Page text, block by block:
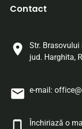
Contact
Str. Brasovului
jud. Harghita,
e-mail:
Închiriază o